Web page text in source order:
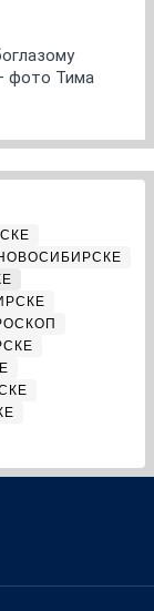
фото Тима